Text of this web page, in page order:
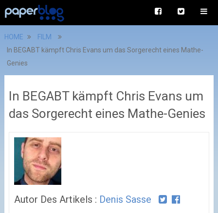
HOME
FILM
In BEGABT kämpft Chris Evans um das Sorgerecht eines Mathe-
Genies
In BEGABT kämpft Chris Evans um
das Sorgerecht eines Mathe-Genies
Autor Des Artikels : Denis Sasse